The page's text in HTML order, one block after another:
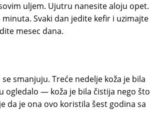
uljem. Ujutru nanesite aloju opet.
Svaki dan jedite kefir i uzimajte
mesec dana.
smanjuju. Treće nedelje koža je bila
ogledalo — koža je bila čistija nego što
da je ona ovo koristila šest godina sa